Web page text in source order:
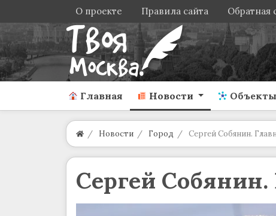
О проекте Правила сайта Обратная
Главная Новости Объекты
Новости Город Сергей Собянин.
Сергей Собянин.